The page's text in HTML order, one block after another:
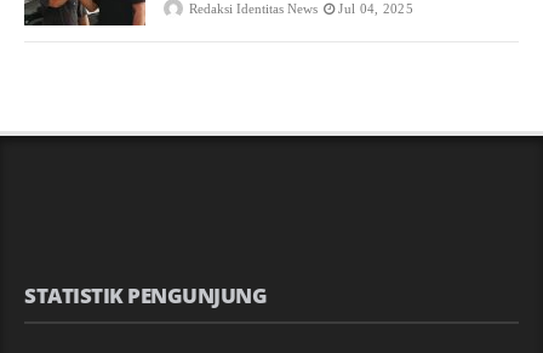
Redaksi Identitas News Jul 04, 2025
STATISTIK PENGUNJUNG